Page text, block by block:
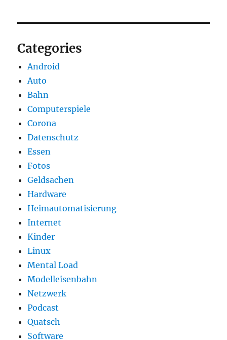
Categories
Android
Auto
Bahn
Computerspiele
Corona
Datenschutz
Essen
Fotos
Geldsachen
Hardware
Heimautomatisierung
Internet
Kinder
Linux
Mental Load
Modelleisenbahn
Netzwerk
Podcast
Quatsch
Software